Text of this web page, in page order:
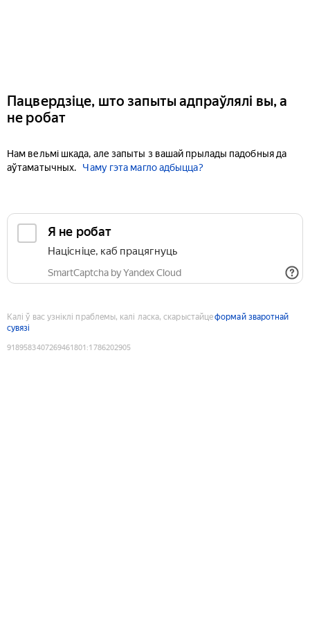
Пацвердзіце, што запыты адпраўлялі вы, а
не робат
Нам вельмі шкада, але запыты з вашай прылады падобныя да
аўтаматычных.
Чаму гэта магло адбыцца?
Я не робат
Націсніце, каб працягнуць
SmartCaptcha by Yandex Cloud
Калі ў вас узніклі праблемы, калі ласка, скарыстайцеформай зваротнай
сувязі
9189583407269461801 :1786202905